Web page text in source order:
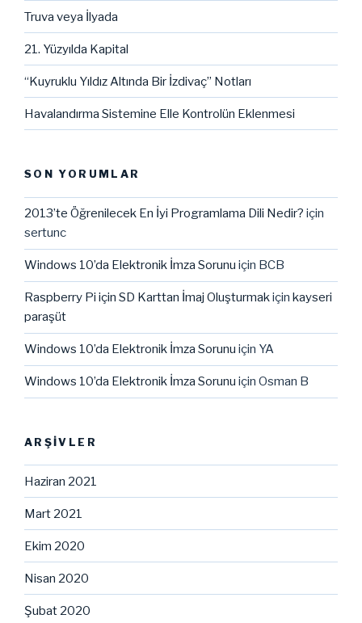
Truva veya İlyada
21. Yüzyılda Kapital
“Kuyruklu Yıldız Altında Bir İzdivaç” Notları
Havalandırma Sistemine Elle Kontrolün Eklenmesi
SON YORUMLAR
2013’te Öğrenilecek En İyi Programlama Dili Nedir? için
sertunc
Windows 10’da Elektronik İmza Sorunu için BCB
Raspberry Pi için SD Karttan İmaj Oluşturmakiçin kayseri
paraşüt
Windows 10’da Elektronik İmza Sorunu için YA
Windows 10’da Elektronik İmza Sorunu için Osman B
ARŞIVLER
Haziran 2021
Mart 2021
Ekim 2020
Nisan 2020
Şubat 2020